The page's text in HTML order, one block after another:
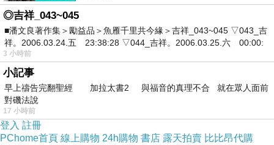
◎吉祥_043~045
■潘文良著作集＞勵益品＞魚雁千里共今緣＞吉祥_043~045 ▽043_吉
祥。2006.03.24.五 23:38:28 ▽044_吉祥。2006.03.25.六 00:00:
3 小時前
小記事
早上禱告完翻聖經 加拉太書2 與福音的真理不合 就在眾人面前
對磯法說
17 小時前
登入 註冊
PChome首頁 線上購物 24h購物 書店 露天拍賣 比比昂代購